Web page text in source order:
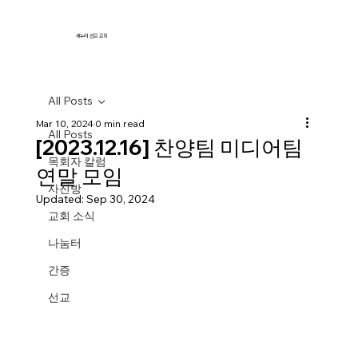
새누리 선교 교회
All Posts
목회자 칼럼
사진방
교회 소식
나눔터
간증
선교
All Posts
[2023.12.16] 찬양팀 미디어팀
연말 모임
Mar 10, 20240 min read
Updated: Sep 30, 2024